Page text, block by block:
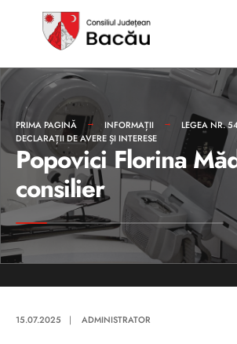
PRIMA PAGINĂ INFORMAȚII
LEGEA NR.
DECLARAȚII DE AVERE ȘI INTERESE
Popovici Florina
consilier
15.07.2025 | ADMINISTRATOR